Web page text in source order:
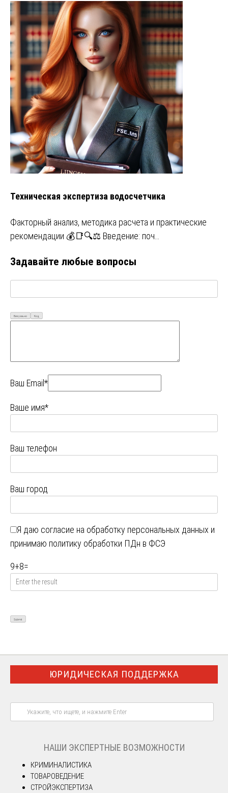
Техническая экспертиза водосчетчика
Факторный анализ, методика расчета и практические
рекомендации 💰📑🔍⚖️ Введение: поч…
Задавайте любые вопросы
Визуально Код
Ваш Email*
Ваше имя*
Ваш телефон
Ваш город
Я даю согласие на обработку персональных данных и
принимаю политику обработки ПДн в ФСЭ
9+8=
ЮРИДИЧЕСКАЯ ПОДДЕРЖКА
НАШИ ЭКСПЕРТНЫЕ ВОЗМОЖНОСТИ
КРИМИНАЛИСТИКА
ТОВАРОВЕДЕНИЕ
СТРОЙЭКСПЕРТИЗА